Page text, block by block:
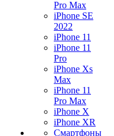
Pro Max
iPhone SE
2022
iPhone 11
iPhone 11
Pro
iPhone Xs
Max
iPhone 11
Pro Max
iPhone X
iPhone XR
Смартфоны